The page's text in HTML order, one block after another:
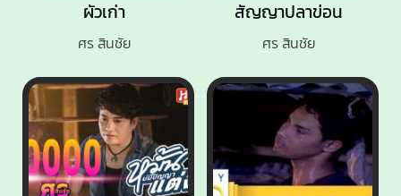
ผัวเก่า
ศร สินชัย
สัญญาปลาข่อน
ศร สินชัย